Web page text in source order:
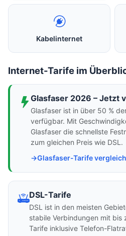
Kabelinternet
Internet-Tarife im
Glasfaser 2026 – Jetzt
Glasfaser ist in über 50 %
verfügbar. Mit
Glasfaser die schnellste
zum gleichen Preis wie DSL.
Glasfaser-Tarife
DSL-Tarife
DSL ist in den meisten
stabile Verbindungen mit bis
Tarife inklusive Telefon-